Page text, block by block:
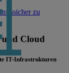
zu
und Cloud
IT-Infrastrukturen